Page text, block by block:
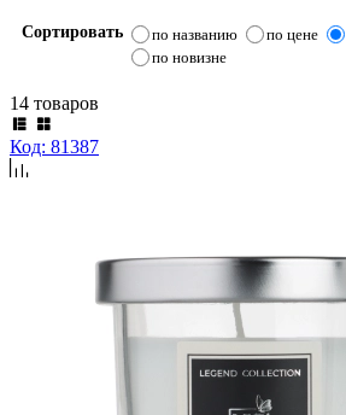
Сортировать по названию по цене
по новизне
14 товаров
Код: 81387